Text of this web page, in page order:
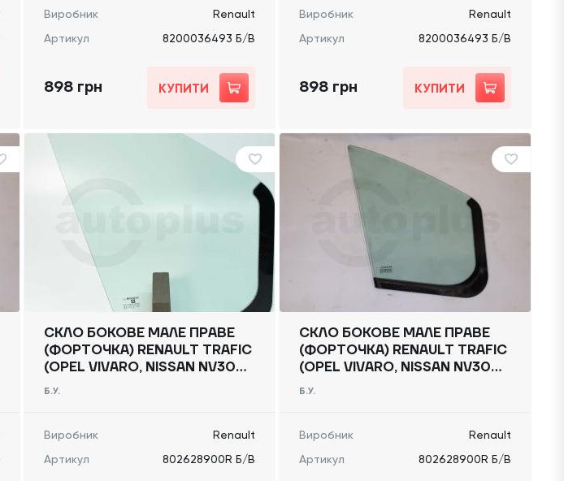
Виробник
Renault
Артикул
8200036493 Б/В
898 грн КУПИТИ
Виробник
Renault
Артикул
8200036493 Б/В
898 грн КУПИТИ
СКЛО БОКОВЕ МАЛЕ ПРАВЕ
(ФОРТОЧКА) RENAULT TRAFIC
(OPEL VIVARO, NISSAN NV300)
2014 -, 802628900R Б/В
Б.У.
Виробник
Renault
Артикул
802628900R Б/В
СКЛО БОКОВЕ МАЛЕ ПРАВЕ
(ФОРТОЧКА) RENAULT TRAFIC
(OPEL VIVARO, NISSAN NV300)
2014 -, 802628900R Б/В
Б.У.
Виробник
Renault
Артикул
802628900R Б/В